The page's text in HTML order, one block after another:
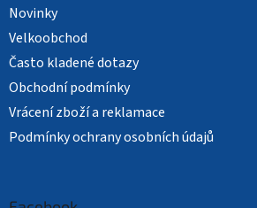
Novinky
Velkoobchod
Často kladené dotazy
Obchodní podmínky
Vrácení zboží a reklamace
Podmínky ochrany osobních údajů